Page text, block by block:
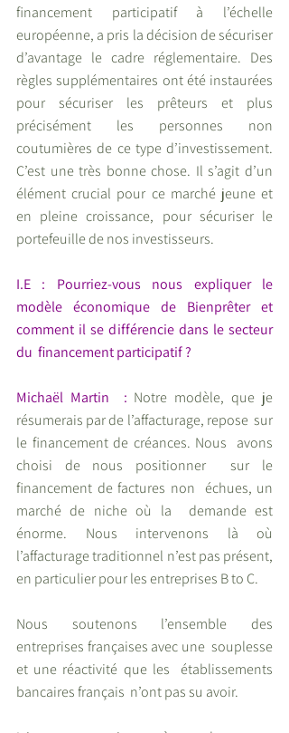
financement participatif à l’échelle
européenne, a pris la décision de sécuriser
d’avantage le cadre réglementaire. Des
règles supplémentaires ont été instaurées
pour sécuriser les prêteurs et plus
précisément les personnes non
coutumières de ce type d’investissement.
C’est une très bonne chose. Il s’agit d’un
élément crucial pour ce marché jeune et
en pleine croissance, pour sécuriser le
portefeuille de nos investisseurs.
I.E : Pourriez-vous nous expliquer le
modèle économique de Bienprêter et
comment il se différencie dans le secteur
du  financement participatif ?
Michaël Martin  : Notre modèle, que je
résumerais par de l’affacturage, repose  sur
le financement de créances. Nous  avons
choisi de nous positionner  sur le
financement de factures non  échues, un
marché de niche où la  demande est
énorme. Nous intervenons là où
l’affacturage traditionnel n’est pas présent,
en particulier pour les entreprises B to C.
Nous soutenons l’ensemble des
entreprises françaises avec une  souplesse
et une réactivité que les  établissements
bancaires français  n’ont pas su avoir.